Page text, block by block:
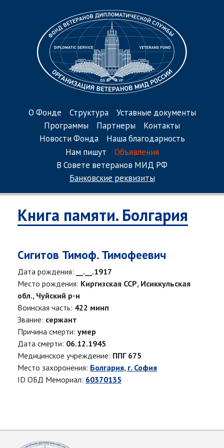
О Фонде Структура
Уставные документы
Программы
Партнеры
Контакты
Новости Фонда
Наша благодарность
Нам пишут
Объявления
В Совете ветеранов МИД РФ
Банковские реквизиты
Книга памяти. Болгария
Сигитов Тимоф. Тимофеевич
Дата рождения:
__.__.1917
Место рождения: Киргизская ССР, Исиккульская
обл., Чуйский р-н
Воинская часть: 422 минп
Звание: сержант
Причина смерти: умер
Дата смерти: 06.12.1945
Медицинское учреждение: ППГ 675
Место захоронения: Болгария, г. София
ID ОБД Мемориал: 60370135